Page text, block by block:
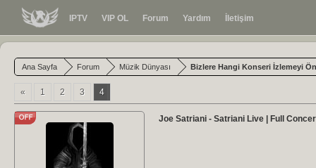
IPTV VIP OL Forum Yardım İletişim
Ana Sayfa Forum Müzik Dünyası Bizlere Hangi Konseri İzlemeyi
« 1 2 3 4
Joe Satriani - Satriani Live | Full